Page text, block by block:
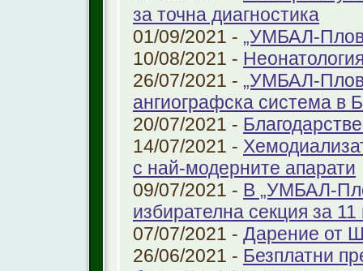
за точна диагностика
01/09/2021 - „УМБАЛ-
10/08/2021 -
26/07/2021 - „УМБАЛ-
ангиографска система в
20/07/2021 -
14/07/2021 -
с най-модерните апарати
09/07/2021 - В „УМБАЛ-
избирателна секция за 11
07/07/2021 - Дарение от
26/06/2021 - Безплатни